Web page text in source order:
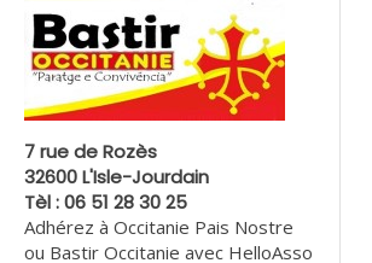
7 rue de Rozès
32600 L'Isle-Jourdain
Tèl : 06 51 28 30 25
Adhérez à Occitanie Pais Nostre
ou Bastir Occitanie avec HelloAsso